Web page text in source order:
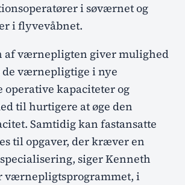
i søværnet og
i flyvevåbnet.
af værnepligten giver mulighed
de værnepligtige i nye
kapaciteter og
til hurtigere at øge den
Samtidig kan fastansatte
til opgaver, der kræver en
siger Kenneth
værnepligtsprogrammet, i